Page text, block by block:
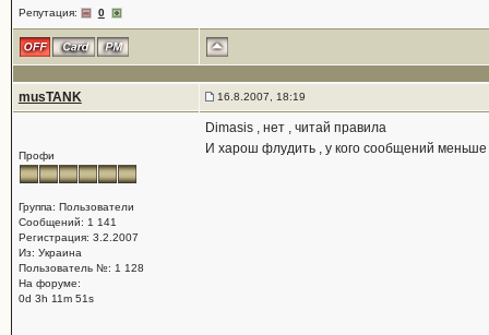
Репутация: 0
musTANK 16.8.2007, 18:19
Профи
Группа: Пользователи
Сообщений: 1 141
Регистрация: 3.2.2007
Из: Украина
Пользователь №: 1 128
На форуме:
0d 3h 11m 51s
Dimasis , нет , читай правила
И харош флудить , у кого сообщений меньше